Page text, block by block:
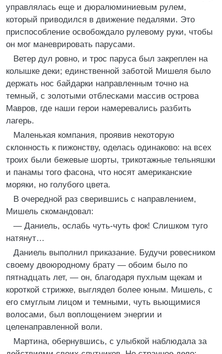
управлялась еще и дюралюминиевым рулем,
который приводился в движение педалями. Это
приспособление освобождало рулевому руки, чтобы
он мог маневрировать парусами.
Ветер дул ровно, и трос паруса был закреплен на
колышке деки; единственной заботой Мишеля было
держать нос байдарки направленным точно на
темный, с золотыми отблесками массив острова
Мавров, где наши герои намеревались разбить
лагерь.
Маленькая компания, проявив некоторую
склонность к пижонству, оделась одинаково: на всех
троих были бежевые шорты, трикотажные тельняшки
и панамы того фасона, что носят американские
моряки, но голубого цвета.
В очередной раз сверившись с направлением,
Мишель скомандовал:
— Даниель, ослабь чуть-чуть фок! Слишком туго
натянут…
Даниель выполнил приказание. Будучи ровесником
своему двоюродному брату — обоим было по
пятнадцать лет, — он, благодаря пухлым щекам и
короткой стрижке, выглядел более юным. Мишель, с
его смуглым лицом и темными, чуть вьющимися
волосами, был воплощением энергии и
целенаправленной воли.
Мартина, обернувшись, с улыбкой наблюдала за